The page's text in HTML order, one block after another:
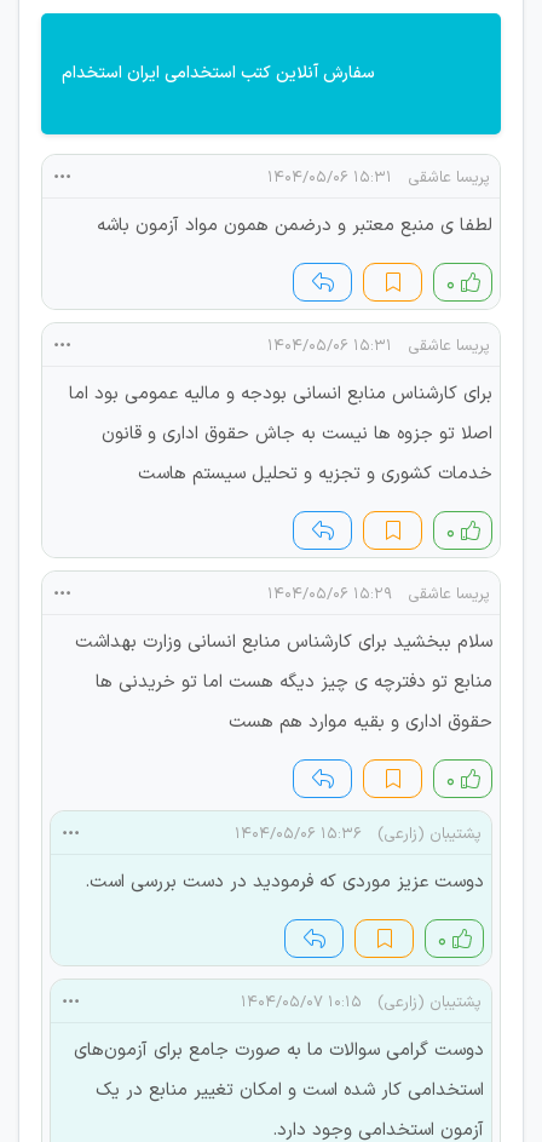
سفارش آنلاین کتب استخدامی ایران استخدام
پریسا عاشقی ۱۵:۳۱ ۱۴۰۴/۰۵/۰۶
لطفا ی منبع معتبر و درضمن همون مواد آزمون باشه
۰
پریسا عاشقی ۱۵:۳۱ ۱۴۰۴/۰۵/۰۶
برای کارشناس منابع انسانی بودجه و مالیه عمومی بود اما
اصلا تو جزوه ها نیست به جاش حقوق اداری و قانون
خدمات کشوری و تجزیه و تحلیل سیستم هاست
۰
پریسا عاشقی ۱۵:۲۹ ۱۴۰۴/۰۵/۰۶
سلام ببخشید برای کارشناس منابع انسانی وزارت بهداشت
منابع تو دفترچه ی چیز دیگه هست اما تو خریدنی ها
حقوق اداری و بقیه موارد هم هست
۰
پشتیبان (زارعی) ۱۵:۳۶ ۱۴۰۴/۰۵/۰۶
دوست عزیز موردی که فرمودید در دست بررسی است.
۰
پشتیبان (زارعی) ۱۰:۱۵ ۱۴۰۴/۰۵/۰۷
دوست گرامی سوالات ما به صورت جامع برای آزمون‌های
استخدامی کار شده است و امکان تغییر منابع در یک
آزمون استخدامی وجود دارد.